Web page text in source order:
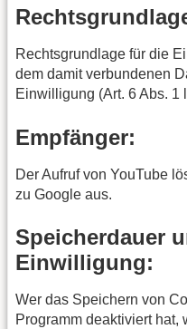
Rechtsgrundlage für die
dem damit verbundenen
Einwilligung (Art. 6 Abs. 1
Empfänger:
Der Aufruf von YouTube
zu Google aus.
Speicherdauer
Einwilligung:
Wer das Speichern von
Programm deaktiviert hat,